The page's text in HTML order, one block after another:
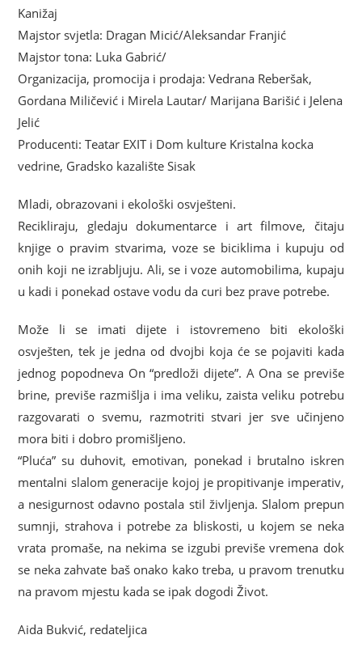
Kanižaj
Majstor svjetla: Dragan Micić/Aleksandar Franjić
Majstor tona: Luka Gabrić/
Organizacija, promocija i prodaja: Vedrana Reberšak,
Gordana Miličević i Mirela Lautar/ Marijana Barišić i Jelena
Jelić
Producenti: Teatar EXIT i Dom kulture Kristalna kocka
vedrine, Gradsko kazalište Sisak
Mladi, obrazovani i ekološki osvješteni.
Recikliraju, gledaju dokumentarce i art filmove, čitaju
knjige o pravim stvarima, voze se biciklima i kupuju od
onih koji ne izrabljuju. Ali, se i voze automobilima, kupaju
u kadi i ponekad ostave vodu da curi bez prave potrebe.
Može li se imati dijete i istovremeno biti ekološki
osvješten, tek je jedna od dvojbi koja će se pojaviti kada
jednog popodneva On “predloži dijete”. A Ona se previše
brine, previše razmišlja i ima veliku, zaista veliku potrebu
razgovarati o svemu, razmotriti stvari jer sve učinjeno
mora biti i dobro promišljeno.
“Pluća” su duhovit, emotivan, ponekad i brutalno iskren
mentalni slalom generacije kojoj je propitivanje imperativ,
a nesigurnost odavno postala stil življenja. Slalom prepun
sumnji, strahova i potrebe za bliskosti, u kojem se neka
vrata promaše, na nekima se izgubi previše vremena dok
se neka zahvate baš onako kako treba, u pravom trenutku
na pravom mjestu kada se ipak dogodi Život.
Aida Bukvić, redateljica